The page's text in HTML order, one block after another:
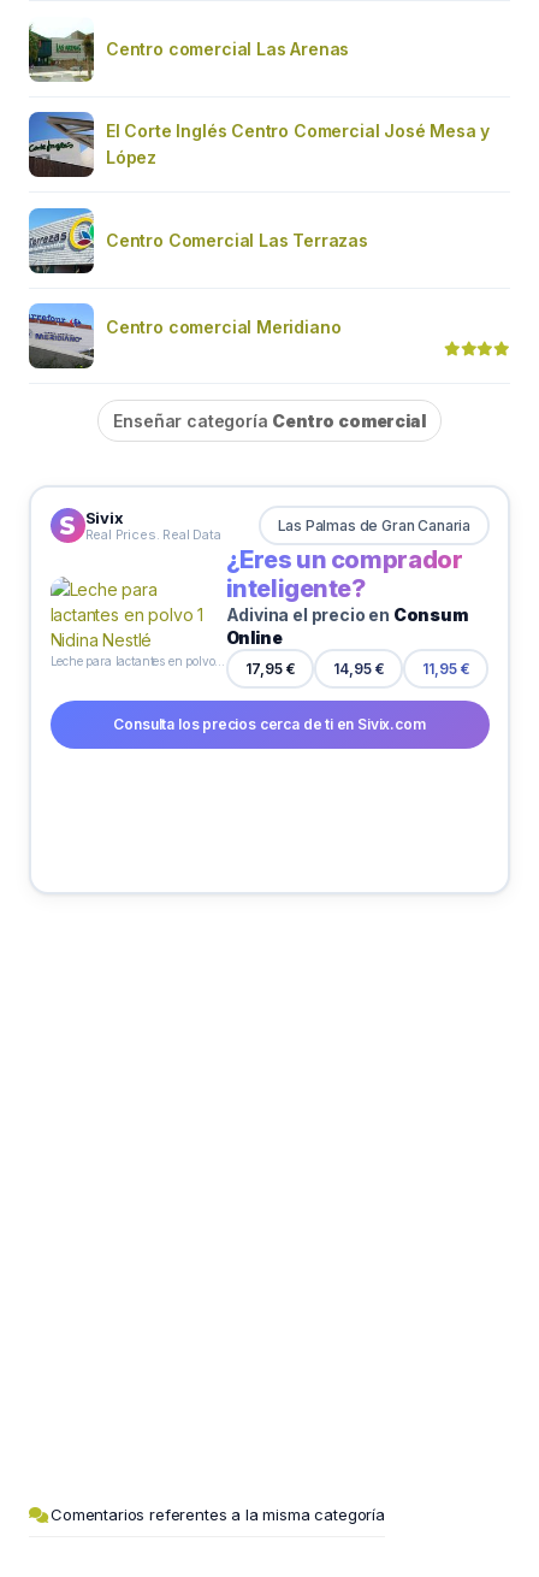
Centro comercial Las Arenas
El Corte Inglés Centro Comercial José Mesa y
López
Centro Comercial Las Terrazas
Centro comercial Meridiano
Enseñar categoría Centro comercial
Sivix
Real Prices. Real Data Las Palmas de Gran Canaria
Leche para lactantes en polvo 1 Nidina Nestlé
¿Eres un comprador
inteligente?
Adivina el precio en Consum
Online
17,95 € 14,95 € 11,95 €
Consulta los precios cerca de ti en Sivix.com
Comentarios referentes a la misma categoría